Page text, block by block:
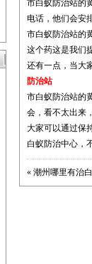
市白蚁防治站的
电话，他们会安
市白蚁防治站的
这个药这是我们
还有一点，当大
防治站
市白蚁防治站的
会，看不太出来
大家可以通过保
白蚁防治中心，
« 潮州哪里有治